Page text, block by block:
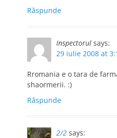
Răspunde
Inspectorul says:
29 iulie 2008 at
Rromania e o tara de
shaormerii. :)
Răspunde
2/2 says: